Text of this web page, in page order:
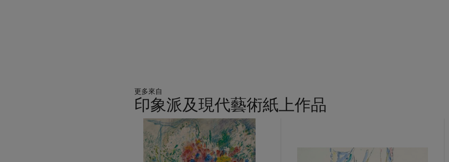
更多來自
印象派及現代藝術紙上作品